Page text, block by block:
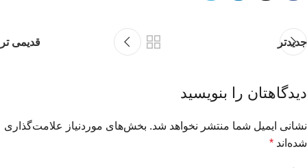
جدیدتر قدیمی تر
دیدگاهتان را بنویسید
نشانی ایمیل شما منتشر نخواهد شد. بخش‌های موردنیاز علامت‌گذاری
شده‌اند *